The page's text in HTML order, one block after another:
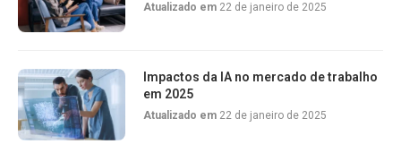
Atualizado em 22 de janeiro de 2025
Impactos da IA no mercado de trabalho
em 2025
Atualizado em 22 de janeiro de 2025